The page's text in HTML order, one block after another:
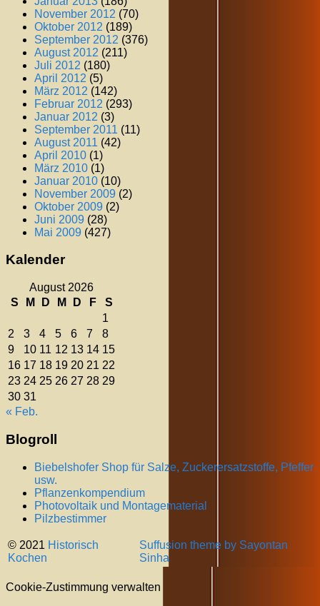
November 2012 (70)
Oktober 2012 (189)
September 2012 (376)
August 2012 (211)
Juli 2012 (180)
April 2012 (5)
März 2012 (142)
Februar 2012 (293)
Januar 2012 (3)
September 2011 (11)
August 2011 (42)
April 2010 (1)
März 2010 (1)
Januar 2010 (10)
November 2009 (2)
Oktober 2009 (2)
Juni 2009 (28)
Mai 2009 (427)
Kalender
August 2026
S
M D M D F
S
1
2
3 4 5 6 7
8
9
10 11 12 13 14 15
16 17 18 19 20 21 22
23 24 25 26 27 28 29
30 31
« Feb.
Blogroll
Biebelshofer Shop für Salze, Zuckerersatzstoffe, Pfeffer
usw.
Pflanzenkompendium
Photovoltaik und Montagematerial
Pilzbestimmer
© 2021 Historisch
Kochen
Suffusion theme by Sayontan
Sinha
Cookie-Zustimmung verwalten